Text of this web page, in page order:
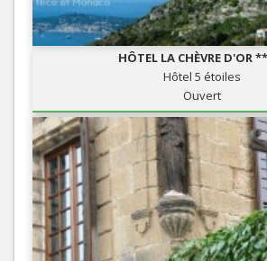
HÔTEL LA CHÈVRE D'OR
Hôtel 5 étoiles
Ouvert